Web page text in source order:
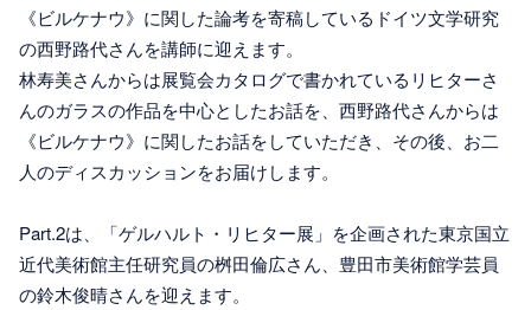
《ビルケナウ》に関した論考を寄稿しているドイツ文学研究
の西野路代さんを講師に迎えます。
林寿美さんからは展覧会カタログで書かれているリヒターさ
んのガラスの作品を中心としたお話を、西野路代さんからは
《ビルケナウ》に関したお話をしていただき、その後、お二
人のディスカッションをお届けします。
Part.2は、「ゲルハルト・リヒター展」を企画された東京国立
近代美術館主任研究員の桝田倫広さん、豊田市美術館学芸員
の鈴木俊晴さんを迎えます。